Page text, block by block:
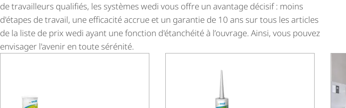
de travailleurs qualifiés, les systèmes wedi vous offre un avantage décisif : moins
d'étapes de travail, une efficacité accrue et un garantie de 10 ans sur tous les articles
de la liste de prix wedi ayant une fonction d'étanchéité à l’ouvrage. Ainsi, vous pouvez
envisager l'avenir en toute sérénité.